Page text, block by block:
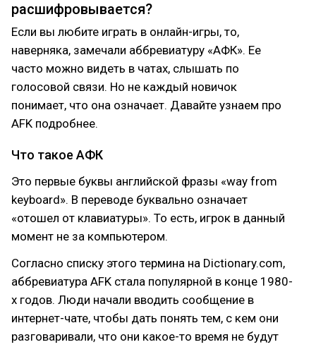
расшифровывается?
Если вы любите играть в онлайн-игры, то,
наверняка, замечали аббревиатуру «АФК». Ее
часто можно видеть в чатах, слышать по
голосовой связи. Но не каждый новичок
понимает, что она означает. Давайте узнаем про
AFK подробнее.
Что такое АФК
Это первые буквы английской фразы «way from
keyboard». В переводе буквально означает
«отошел от клавиатуры». То есть, игрок в данный
момент не за компьютером.
Согласно списку этого термина на Dictionary.com,
аббревиатура AFK стала популярной в конце 1980-
х годов. Люди начали вводить сообщение в
интернет-чате, чтобы дать понять тем, с кем они
разговаривали, что они какое-то время не будут